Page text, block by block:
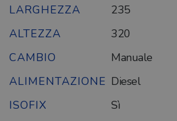
LARGHEZZA
235
ALTEZZA
320
CAMBIO
Manuale
ALIMENTAZIONE Diesel
ISOFIX
Sì